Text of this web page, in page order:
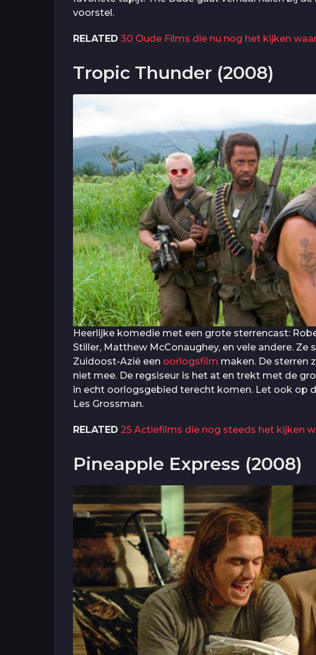
voorstel.
RELATED 30 Oude Films die nu nog het kijken
Tropic Thunder (2008)
Heerlijke komedie met een grote sterrencast:
Stiller, Matthew McConaughey, en vele andere. Ze
Zuidoost-Azië een oorlogsfilm maken. De sterren
niet mee. De regsiseur is het at en trekt met de
in echt oorlogsgebied terecht komen. Let ook op
Les Grossman.
RELATED 25 Actiefilms die nog steeds het kijken
Pineapple Express (2008)